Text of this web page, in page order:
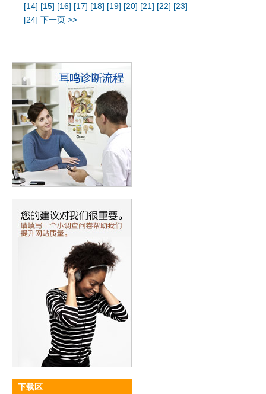
[14] [15] [16] [17] [18] [19] [20] [21] [22] [23]
[24] 下一页 >>
下载区